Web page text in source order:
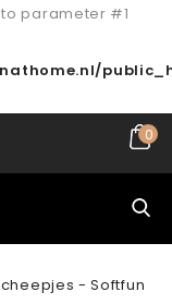
parameter #1
0
- Softfun